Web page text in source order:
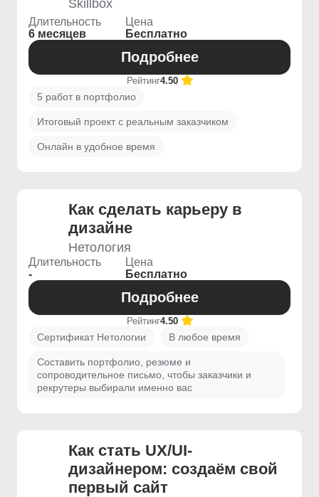
Skillbox
Длительность
6 месяцев
Цена
Бесплатно
Подробнее
Рейтинг4.50
5 работ в портфолио
Итоговый проект с реальным заказчиком
Онлайн в удобное время
Как сделать карьеру в
дизайне
Нетология
Длительность
-
Цена
Бесплатно
Подробнее
Рейтинг4.50
Сертификат Нетологии В любое время
Составить портфолио, резюме и
сопроводительное письмо, чтобы заказчики и
рекрутеры выбирали именно вас
Как стать UX/UI-
дизайнером: создаём свой
первый сайт